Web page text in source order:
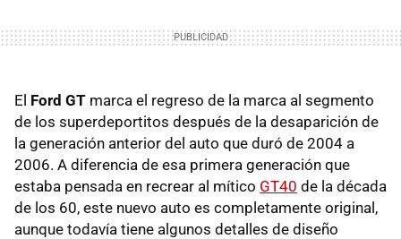
El Ford GT marca el regreso de la marca al segmento
de los superdeportitos después de la desaparición de
la generación anterior del auto que duró de 2004 a
2006. A diferencia de esa primera generación que
estaba pensada en recrear al mítico GT40 de la década
de los 60, este nuevo auto es completamente original,
aunque todavía tiene algunos detalles de diseño